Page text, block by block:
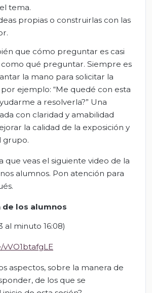
tema.
propias o construirlas con las
que cómo preguntar es casi
qué preguntar. Siempre es
la mano para solicitar la
ejemplo: “Me quedé con esta
a resolverla?” Una
con claridad y amabilidad
la calidad de la exposición y
grupo.
que veas el siguiente video de la
alumnos. Pon atención para
de los alumnos
al minuto 16:08)
aspectos, sobre la manera de
de los que se